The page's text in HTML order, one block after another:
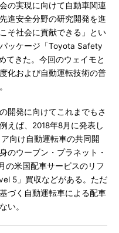
の実現に向けて自動車関連
進安全分野の研究開発を進
そ社会に貢献できる」とい
ッケージ「Toyota Safety
てきた。今回のウェイモと
化および自動運転技術の普
開発に向けてこれまでもさ
えば、2018年8月に発表し
向け自動運転車の共同開
のウーブン・プラネット・
の米国配車サービスのリフ
5」買収などがある。ただ
づく自動運転車による配車
い。